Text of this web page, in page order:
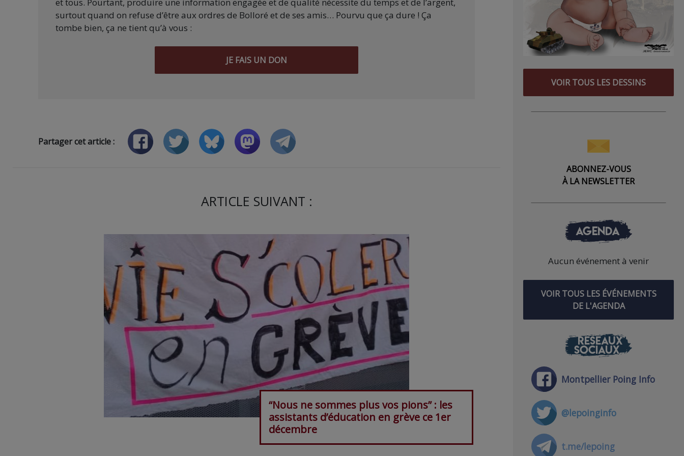
surtout quand on refuse d’être aux ordres de Bolloré et de ses amis… Pourvu que ça dure ! Ça
tombe bien, ça ne tient qu’à vous :
JE FAIS UN DON
Partager cet article :
ARTICLE SUIVANT :
“Nous ne sommes plus vos pions” : les
assistants d’éducation en grève ce 1er
décembre
VOIR TOUS LES DESSINS
ABONNEZ-VOUS
À LA NEWSLETTER
AGENDA
Aucun événement à venir
VOIR TOUS LES ÉVÉNEMENTS
DE L'AGENDA
RÉSEAUX
SOCIAUX
Montpellier Poing Info
@lepoinginfo
t.me/lepoing